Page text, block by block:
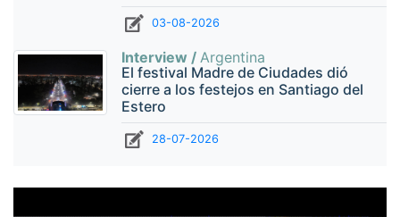
03-08-2026
Interview / Argentina
El festival Madre de Ciudades dió
cierre a los festejos en Santiago del
Estero
28-07-2026